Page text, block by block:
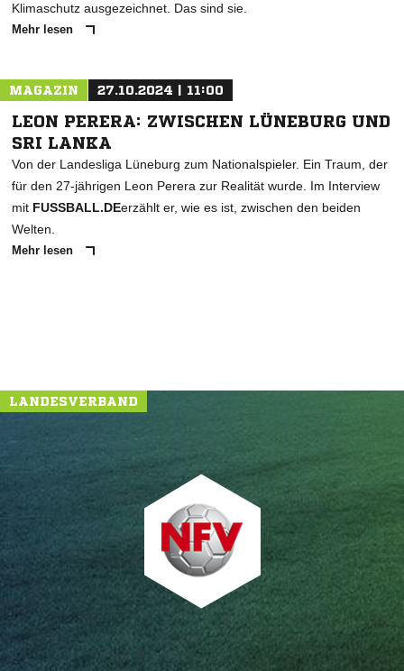
Klimaschutz ausgezeichnet. Das sind sie.
Mehr lesen
MAGAZIN 27.10.2024 | 11:00
LEON PERERA: ZWISCHEN LÜNEBURG UND
SRI LANKA
Von der Landesliga Lüneburg zum Nationalspieler. Ein Traum, der
für den 27-jährigen Leon Perera zur Realität wurde. Im Interview
mit FUSSBALL.DEerzählt er, wie es ist, zwischen den beiden
Welten.
Mehr lesen
LANDESVERBAND